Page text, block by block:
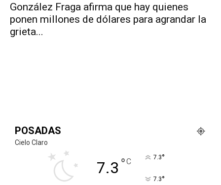
González Fraga afirma que hay quienes
ponen millones de dólares para agrandar la
grieta...
POSADAS
Cielo Claro
7.3 °C 7.3°
7.3°